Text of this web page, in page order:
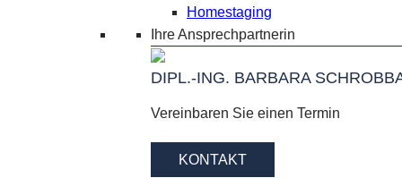
Homestaging
Ihre Ansprechpartnerin
DIPL.-ING. BARBARA
Vereinbaren Sie einen Termin
KONTAKT